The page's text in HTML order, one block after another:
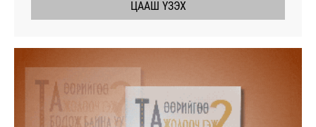
ЦААШ ҮЗЭХ